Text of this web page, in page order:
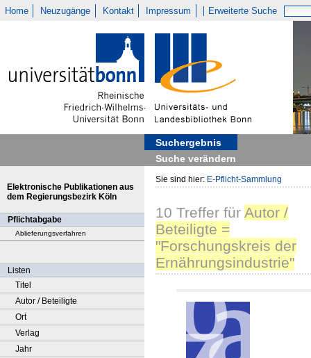
Home Neuzugänge Kontakt Impressum Erweiterte Suche
Suchergebnis
Suche verändern
Elektronische Publikationen aus
dem Regierungsbezirk Köln
Pflichtabgabe
Ablieferungsverfahren
Listen
Titel
Autor / Beteiligte
Ort
Verlag
Jahr
Sie sind hier: E-Pflicht-Sammlung
10 Treffer für Autor /
Beteiligte =
"Forschungskreis der
Ernährungsindustrie"